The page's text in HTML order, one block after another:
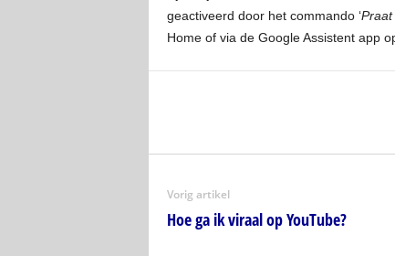
geactiveerd door het commando ‘Praat
Home of via de Google Assistent app
Vorig artikel
Hoe ga ik viraal op YouTube?